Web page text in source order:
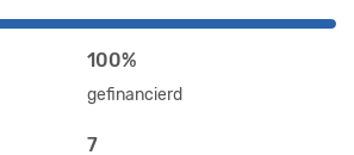
100%
gefinancierd
7